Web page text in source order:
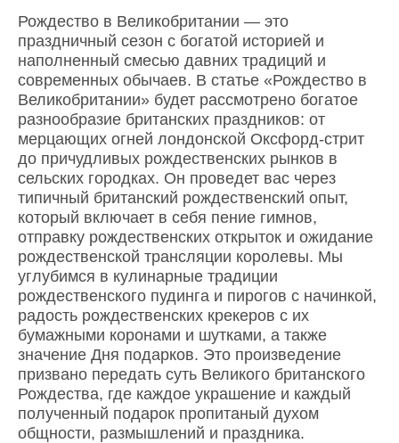
Рождество в Великобритании — это
праздничный сезон с богатой историей и
наполненный смесью давних традиций и
современных обычаев. В статье «Рождество в
Великобритании» будет рассмотрено богатое
разнообразие британских праздников: от
мерцающих огней лондонской Оксфорд-стрит
до причудливых рождественских рынков в
сельских городках. Он проведет вас через
типичный британский рождественский опыт,
который включает в себя пение гимнов,
отправку рождественских открыток и ожидание
рождественской трансляции королевы. Мы
углубимся в кулинарные традиции
рождественского пудинга и пирогов с начинкой,
радость рождественских крекеров с их
бумажными коронами и шутками, а также
значение Дня подарков. Это произведение
призвано передать суть Великого британского
Рождества, где каждое украшение и каждый
полученный подарок пропитаный духом
общности, размышлений и праздника.